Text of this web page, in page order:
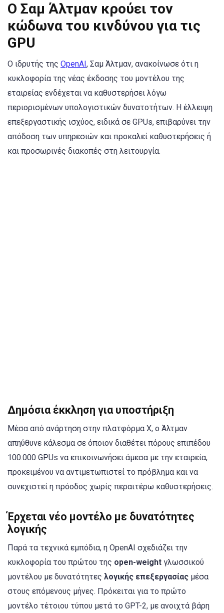
Ο Σαμ Άλτμαν κρούει τον
κώδωνα του κινδύνου για τις
GPU
Ο ιδρυτής της OpenAI , Σαμ Άλτμαν, ανακοίνωσε ότι η
κυκλοφορία της νέας έκδοσης του μοντέλου της
εταιρείας ενδέχεται να καθυστερήσει λόγω
περιορισμένων υπολογιστικών δυνατοτήτων. Η έλλειψη
επεξεργαστικής ισχύος, ειδικά σε GPUs, επιβαρύνει την
απόδοση των υπηρεσιών και προκαλεί καθυστερήσεις ή
και προσωρινές διακοπές στη λειτουργία.
Δημόσια έκκληση για υποστήριξη
Μέσα από ανάρτηση στην πλατφόρμα X, ο Άλτμαν
απηύθυνε κάλεσμα σε όποιον διαθέτει πόρους επιπέδου
100.000 GPUs να επικοινωνήσει άμεσα με την εταιρεία,
προκειμένου να αντιμετωπιστεί το πρόβλημα και να
συνεχιστεί η πρόοδος χωρίς περαιτέρω καθυστερήσεις.
Έρχεται νέο μοντέλο με δυνατότητες
λογικής
Παρά τα τεχνικά εμπόδια, η OpenAI σχεδιάζει την
κυκλοφορία του πρώτου της open-weight γλωσσικού
μοντέλου με δυνατότητες λογικής επεξεργασίας μέσα
στους επόμενους μήνες. Πρόκειται για το πρώτο
μοντέλο τέτοιου τύπου μετά το GPT-2, με ανοιχτά βάρη